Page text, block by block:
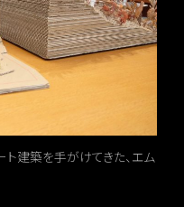
建築を手がけてきた、エム